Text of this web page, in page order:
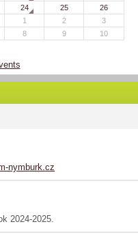
24 25
26
1 2
3
8 9 10
nymburk.cz
2024-2025.